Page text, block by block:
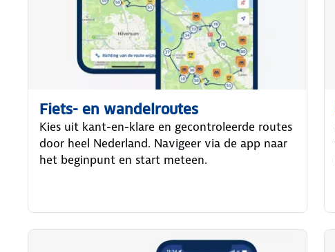
Fiets- en wandelroutes
Kies uit kant-en-klare en gecontroleerde routes
door heel Nederland. Navigeer via de app naar
het beginpunt en start meteen.